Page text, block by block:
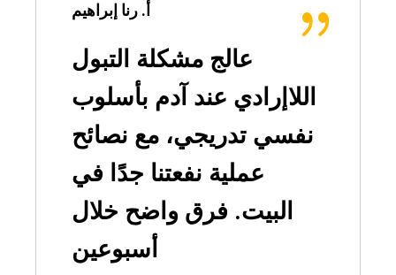
أ. رنا إبراهيم
عالج مشكلة التبول
اللاإرادي عند آدم بأسلوب
نفسي تدريجي، مع نصائح
عملية نفعتنا جدًا في
البيت. فرق واضح خلال
أسبوعين